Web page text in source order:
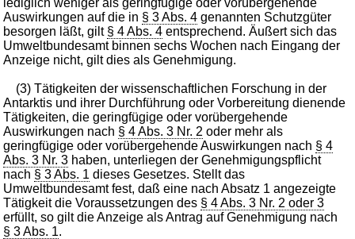
Auswirkungen auf die in § 3 Abs. 4 genannten Schutzgüter
besorgen läßt, gilt § 4 Abs. 4 entsprechend. Äußert sich das
Umweltbundesamt binnen sechs Wochen nach Eingang der
Anzeige nicht, gilt dies als Genehmigung.
(3) Tätigkeiten der wissenschaftlichen Forschung in der
Antarktis und ihrer Durchführung oder Vorbereitung dienende
Tätigkeiten, die geringfügige oder vorübergehende
Auswirkungen nach § 4 Abs. 3 Nr. 2 oder mehr als
geringfügige oder vorübergehende Auswirkungen nach § 4
Abs. 3 Nr. 3 haben, unterliegen der Genehmigungspflicht
nach § 3 Abs. 1 dieses Gesetzes. Stellt das
Umweltbundesamt fest, daß eine nach Absatz 1 angezeigte
Tätigkeit die Voraussetzungen des § 4 Abs. 3 Nr. 2 oder 3
erfüllt, so gilt die Anzeige als Antrag auf Genehmigung nach
§ 3 Abs. 1.